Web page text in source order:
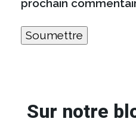
prochain
Sur notre